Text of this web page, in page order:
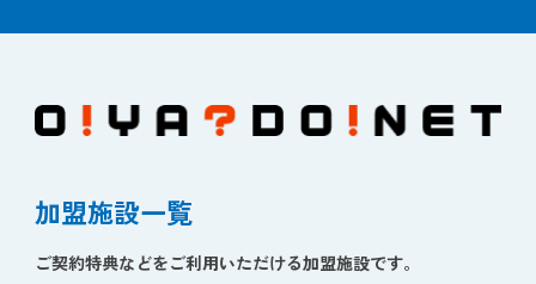
加盟施設一覧
ご契約特典などをご利用いただける加盟施設です。